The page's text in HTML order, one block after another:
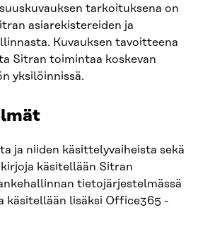
tarkoituksena on
asiarekistereiden ja
Kuvauksen tavoitteena
Sitran toimintaa koskevan
yksilöinnissä.
ja niiden käsittelyvaiheista sekä
käsitellään Sitran
tietojärjestelmässä
käsitellään lisäksi Office365 -